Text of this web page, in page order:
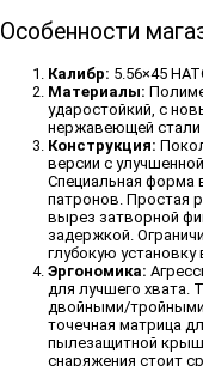
Особенности
Калибр: 5.56×45
Материалы:
ударостойкий, с
нержавеющей стали
Конструкция:
версии с
Специальная форма
патронов. Простая
вырез затворной
задержкой.
глубокую установку
Эргономика:
для лучшего хвата.
двойными/
точечная матрица
пылезащитной
снаряжения стоит